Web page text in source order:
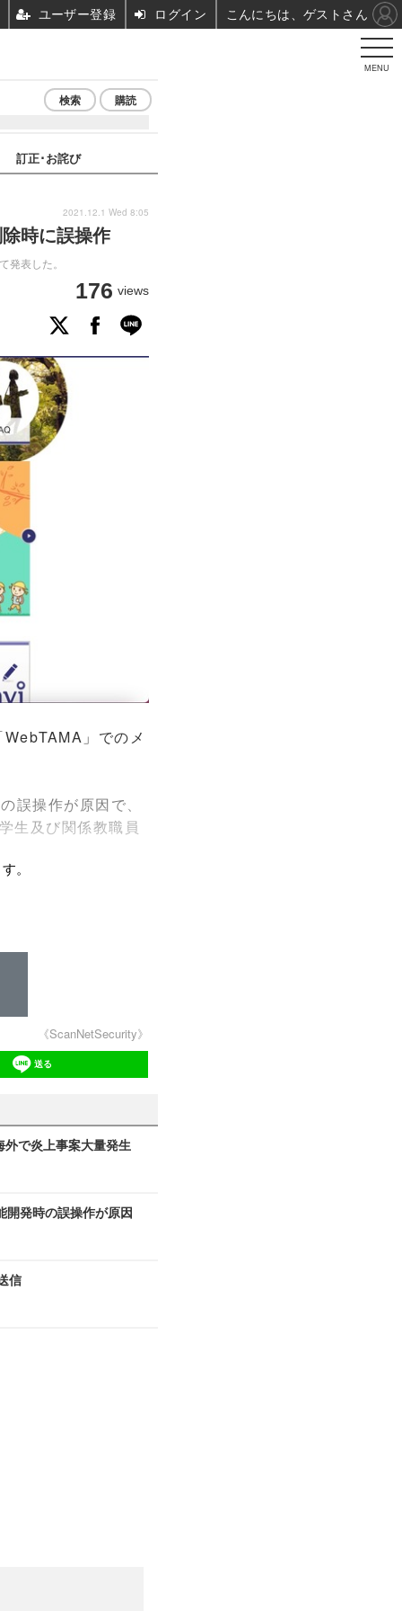
MENU
検索 購読
訂正･お詫び
時に誤操作
表した。
176 views
2021.12.1 Wed 8:05
」でのメ
操作が原因で、
生及び関係教職員
。
《ScanNetSecurity》
送る
で炎上事案大量発生
開発時の誤操作が原因
信
ユーザー登録 ログイン こんにちは、ゲストさん